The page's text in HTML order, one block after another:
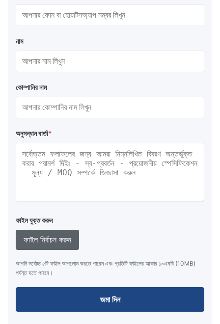
নাম
কোম্পানির নাম
অনুসন্ধান বার্তা*
ফাইল যুক্ত করুন
ফাইল নির্বাচন করুন
আপনি সর্বোচ্চ ৫টি ফাইল আপলোড করতে পারেন এবং প্রতিটি ফাইলের আকার ১০এমবি (10MB)
পর্যন্ত হতে পারবে।
জমা দিন